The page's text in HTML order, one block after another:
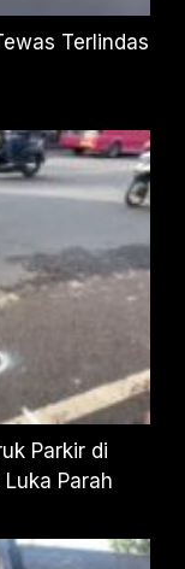
Terlindas
Parkir di
Parah